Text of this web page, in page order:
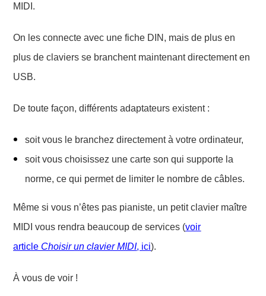
MIDI.
On les connecte avec une fiche DIN, mais de plus en
plus de claviers se branchent maintenant directement en
USB.
De toute façon, différents adaptateurs existent :
soit vous le branchez directement à votre ordinateur,
soit vous choisissez une carte son qui supporte la
norme, ce qui permet de limiter le nombre de câbles.
Mêmesi vous n’êtes pas pianiste, un petit clavier maître
MIDI vous rendra beaucoup de services (voir
article Choisir un clavier MIDI, ici).
À vous de voir !